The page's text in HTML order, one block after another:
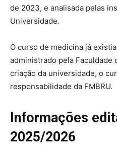
de 2023, e analisada pelas
Universidade.
O curso de medicina já
administrado pela Faculdade
criação da universidade, o
responsabilidade da FMBRU.
Informações
2025/2026